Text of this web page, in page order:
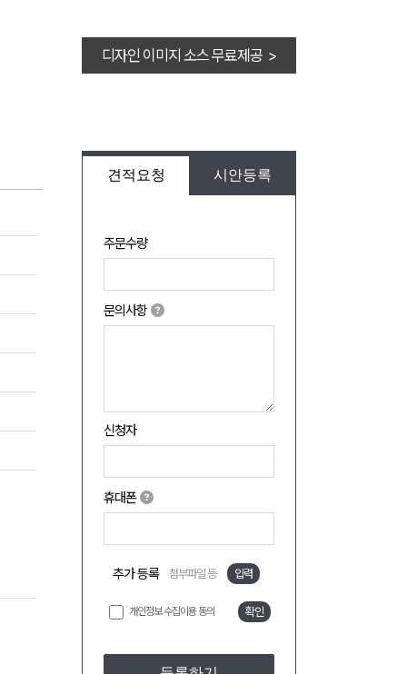
디자인 이미지 소스 무료제공 >
견적요청 시안등록
주문수량
문의사항
신청자
휴대폰
추가 등록 첨부파일 등 입력
개인정보 수집이용 동의 확인